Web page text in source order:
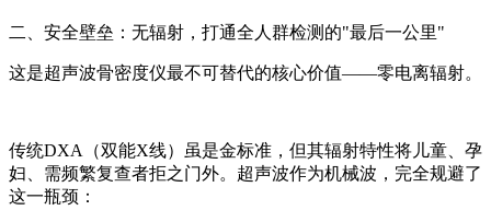
二、安全壁垒：无辐射，打通全人群检测的"最后一公里"
这是超声波骨密度仪最不可替代的核心价值——零电离辐射。
传统DXA（双能X线）虽是金标准，但其辐射特性将儿童、孕
妇、需频繁复查者拒之门外。超声波作为机械波，完全规避了
这一瓶颈：